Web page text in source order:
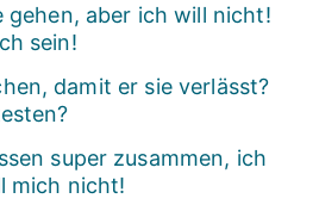
gehen, aber ich will nicht!
sein!
damit er sie verlässt?
super zusammen, ich
mich nicht!